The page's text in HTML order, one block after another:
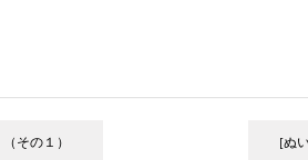
その１） [ぬ